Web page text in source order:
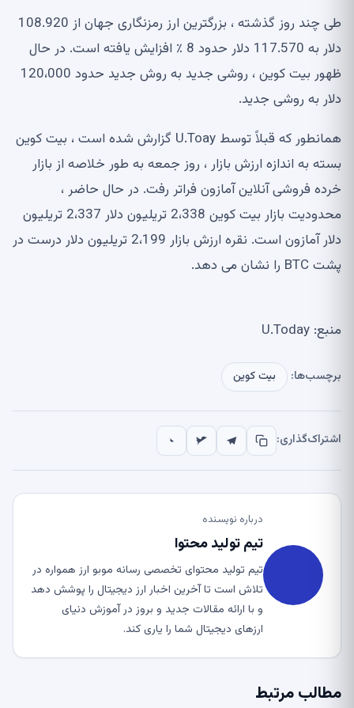
طی چند روز گذشته ، بزرگترین ارز رمزنگاری جهان از 108.920
دلار به 117.570 دلار حدود 8 ٪ افزایش یافته است. در حال
ظهور بیت کوین ، روشی جدید به روش جدید حدود 120،000
دلار به روشی جدید.
همانطور که قبلاً توسط U.Toay گزارش شده است ، بیت کوین
بسته به اندازه ارزش بازار ، روز جمعه به طور خلاصه از بازار
خرده فروشی آنلاین آمازون فراتر رفت. در حال حاضر ،
محدودیت بازار بیت کوین 2،338 تریلیون دلار 2،337 تریلیون
دلار آمازون است. نقره ارزش بازار 2،199 تریلیون دلار درست در
پشت BTC را نشان می دهد.
منبع: U.Today
برچسب‌ها: بیت کوین
اشتراک‌گذاری:
درباره نویسنده
تیم تولید محتوا
تیم تولید محتوای تخصصی رسانه موبو ارز همواره در
تلاش است تا آخرین اخبار ارز دیجیتال را پوشش دهد
و با ارائه مقالات جدید و بروز در آموزش دنیای
ارزهای دیجیتال شما را یاری کند.
مطالب مرتبط